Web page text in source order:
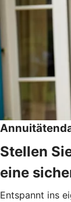
Stellen
eine
Entspannt ins